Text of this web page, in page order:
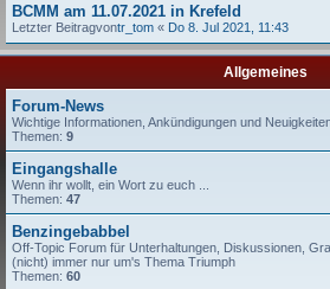
BCMM am 11.07.2021 in Krefeld
Letzter Beitragvontr_tom « Do 8. Jul 2021, 11:43
Allgemeines
Forum-News
Wichtige Informationen, Ankündigungen und
Themen: 9
Eingangshalle
Wenn ihr wollt, ein Wort zu euch ...
Themen: 47
Benzingebabbel
Off-Topic Forum für Unterhaltungen, Diskussionen,
(nicht) immer nur um's Thema Triumph
Themen: 60